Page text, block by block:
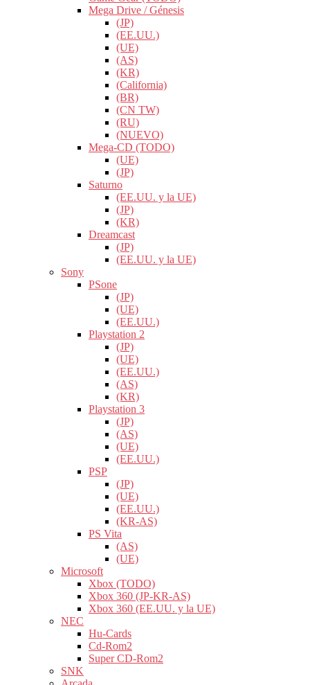
Mega Drive / Génesis
(JP)
(EE.UU.)
(UE)
(AS)
(KR)
(California)
(BR)
(CN TW)
(RU)
(NUEVO)
Mega-CD (TODO)
(UE)
(JP)
Saturno
(EE.UU. y la UE)
(JP)
(KR)
Dreamcast
(JP)
(EE.UU. y la UE)
Sony
PSone
(JP)
(UE)
(EE.UU.)
Playstation 2
(JP)
(UE)
(EE.UU.)
(AS)
(KR)
Playstation 3
(JP)
(AS)
(UE)
(EE.UU.)
PSP
(JP)
(UE)
(EE.UU.)
(KR-AS)
PS Vita
(AS)
(UE)
Microsoft
Xbox (TODO)
Xbox 360 (JP-KR-AS)
Xbox 360 (EE.UU. y la UE)
NEC
Hu-Cards
Cd-Rom2
Super CD-Rom2
SNK